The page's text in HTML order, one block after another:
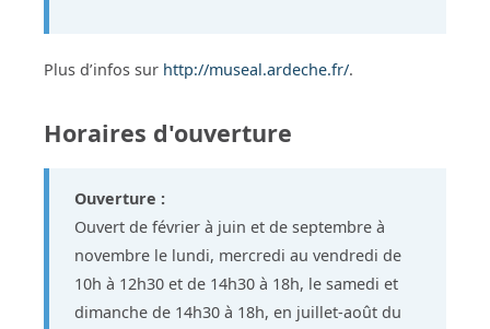
Plus d’infos sur http://museal.ardeche.fr/.
Horaires d'ouverture
Ouverture :
Ouvert de février à juin et de septembre à
novembre le lundi, mercredi au vendredi de
10h à 12h30 et de 14h30 à 18h, le samedi et
dimanche de 14h30 à 18h, en juillet-août du